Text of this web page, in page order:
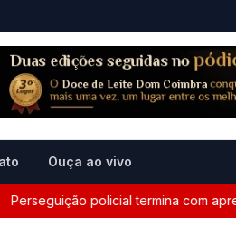
Ouça ao vivo
policial termina com